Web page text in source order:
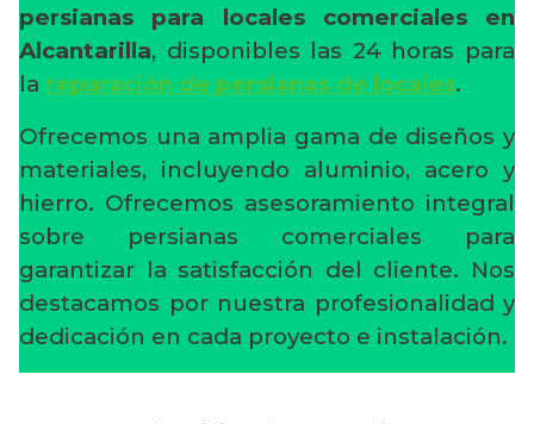
persianas para locales comerciales en
Alcantarilla, disponibles las 24 horas para
la reparación de persianas de locales.
Ofrecemos una amplia gama de diseños y
materiales, incluyendo aluminio, acero y
hierro. Ofrecemos asesoramiento integral
sobre persianas comerciales para
garantizar la satisfacción del cliente. Nos
destacamos por nuestra profesionalidad y
dedicación en cada proyecto e instalación.